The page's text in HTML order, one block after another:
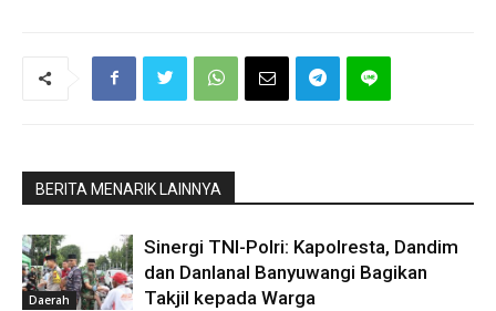
BERITA MENARIK LAINNYA
Daerah
Sinergi TNI-Polri: Kapolresta, Dandim
dan Danlanal Banyuwangi Bagikan
Takjil kepada Warga